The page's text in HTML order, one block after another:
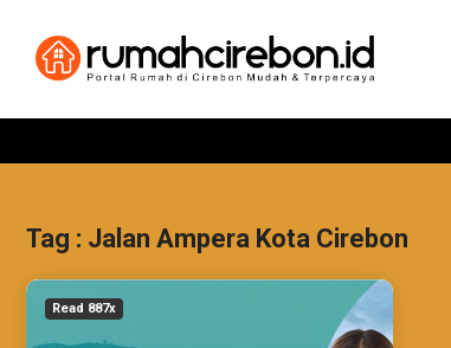
Tag : Jalan Ampera Kota Cirebon
Read 887x